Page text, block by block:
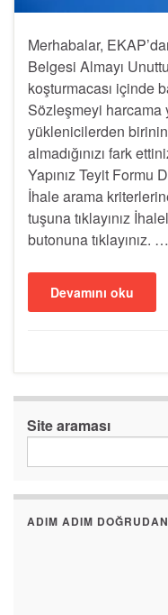
Merhabalar,
Belgesi Almayı
koşturmacası içinde
Sözleşmeyi harcama
yüklenicilerden
almadığınızı fark
Yapınız Teyit Formu
İhale arama
tuşuna tıklayınız
butonuna tıklayınız. …
Devamını oku
Site araması
ADIM ADIM